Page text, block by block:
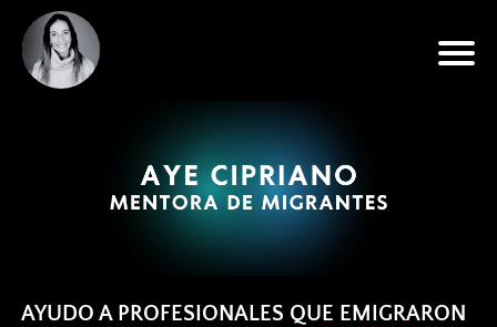
AYUDO A PROFESIONALES QUE EMIGRARON